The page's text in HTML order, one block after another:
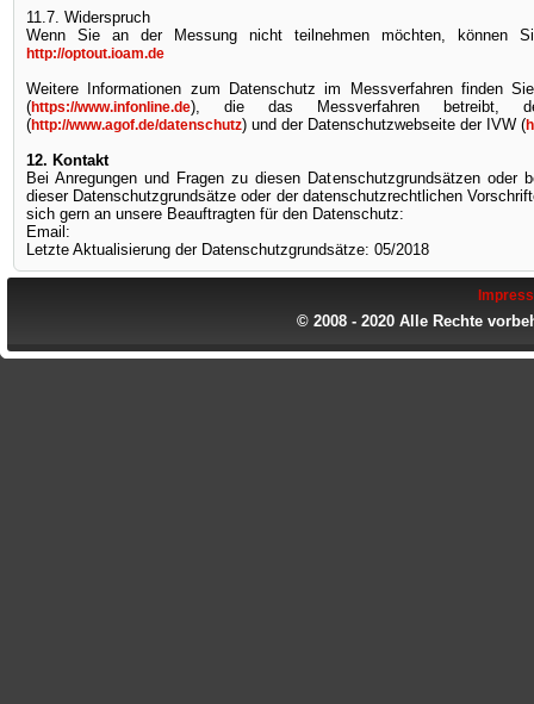
11.7. Widerspruch
Wenn Sie an der Messung nicht teilnehmen möchten, können
http://optout.ioam.de
Weitere Informationen zum Datenschutz im Messverfahren finden
(https://www.infonline.de), die das Messverfahren betreibt,
(http://www.agof.de/datenschutz) und der Datenschutzwebseite der IVW (
12. Kontakt
Bei Anregungen und Fragen zu diesen Datenschutzgrundsätzen oder
dieser Datenschutzgrundsätze oder der datenschutzrechtlichen
sich gern an unsere Beauftragten für den Datenschutz:
Email:
Letzte Aktualisierung der Datenschutzgrundsätze: 05/2018
© 2008 - 2020 Alle Rechte